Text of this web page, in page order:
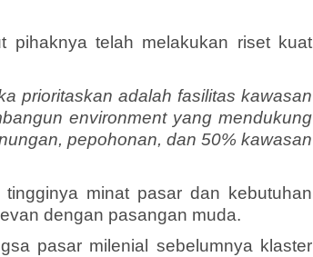
pihaknya telah melakukan riset kuat
prioritaskan adalah fasilitas kawasan
environment yang mendukung
pepohonan, dan 50% kawasan
minat pasar dan kebutuhan
dengan pasangan muda.
pasar milenial sebelumnya klaster